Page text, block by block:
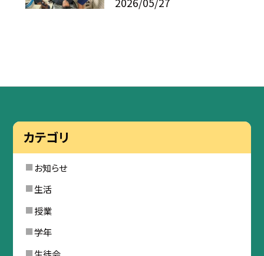
カテゴリ
お知らせ
生活
授業
学年